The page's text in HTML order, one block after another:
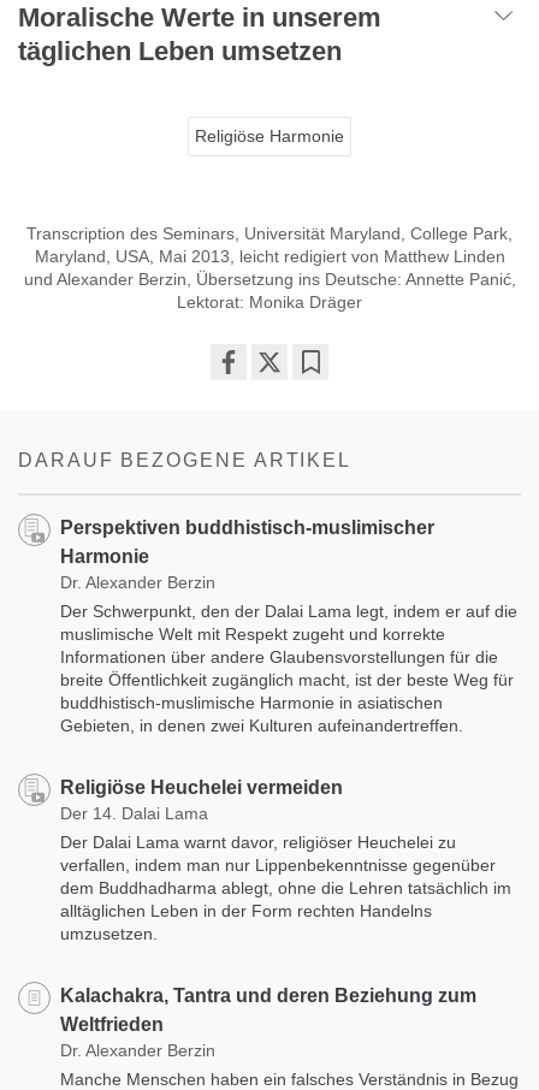
Moralische Werte in unserem
täglichen Leben umsetzen
Religiöse Harmonie
Transcription des Seminars, Universität Maryland, College Park,
Maryland, USA, Mai 2013, leicht redigiert von Matthew Linden
und Alexander Berzin, Übersetzung ins Deutsche: Annette Panić,
Lektorat: Monika Dräger
DARAUF BEZOGENE ARTIKEL
Perspektiven buddhistisch-muslimischer
Harmonie
Dr. Alexander Berzin
Der Schwerpunkt, den der Dalai Lama legt, indem er auf die
muslimische Welt mit Respekt zugeht und korrekte
Informationen über andere Glaubensvorstellungen für die
breite Öffentlichkeit zugänglich macht, ist der beste Weg für
buddhistisch-muslimische Harmonie in asiatischen
Gebieten, in denen zwei Kulturen aufeinandertreffen.
Religiöse Heuchelei vermeiden
Der 14. Dalai Lama
Der Dalai Lama warnt davor, religiöser Heuchelei zu
verfallen, indem man nur Lippenbekenntnisse gegenüber
dem Buddhadharma ablegt, ohne die Lehren tatsächlich im
alltäglichen Leben in der Form rechten Handelns
umzusetzen.
Kalachakra, Tantra und deren Beziehung zum
Weltfrieden
Dr. Alexander Berzin
Manche Menschen haben ein falsches Verständnis in Bezug